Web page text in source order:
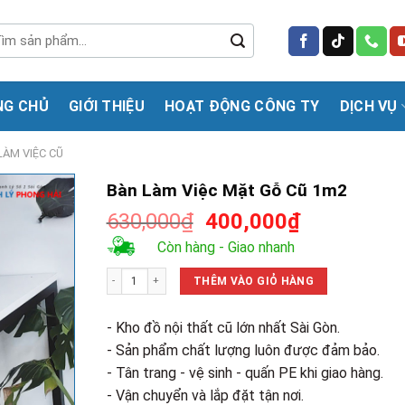
CHỦ GIỚI THIỆU HOẠT ĐỘNG CÔNG TY DỊCH VỤ
VIỆC CŨ
Bàn Làm Việc Mặt Gỗ Cũ 1m2
630,000₫ Giá
gốc
là:
630,000₫.
400,000₫Giá
tại
là:
Còn hàng - Giao nhanh
Bàn Làm Việc Mặt Gỗ Cũ 1m2 số lượng
THÊM VÀO GIỎ HÀNG
- Kho đồ nội thất cũ lớn nhất Sài Gòn.
- Sản phẩm chất lượng luôn được đảm bảo.
- Tân trang - vệ sinh - quấn PE khi giao hàng.
- Vận chuyển và lắp đặt tận nơi.